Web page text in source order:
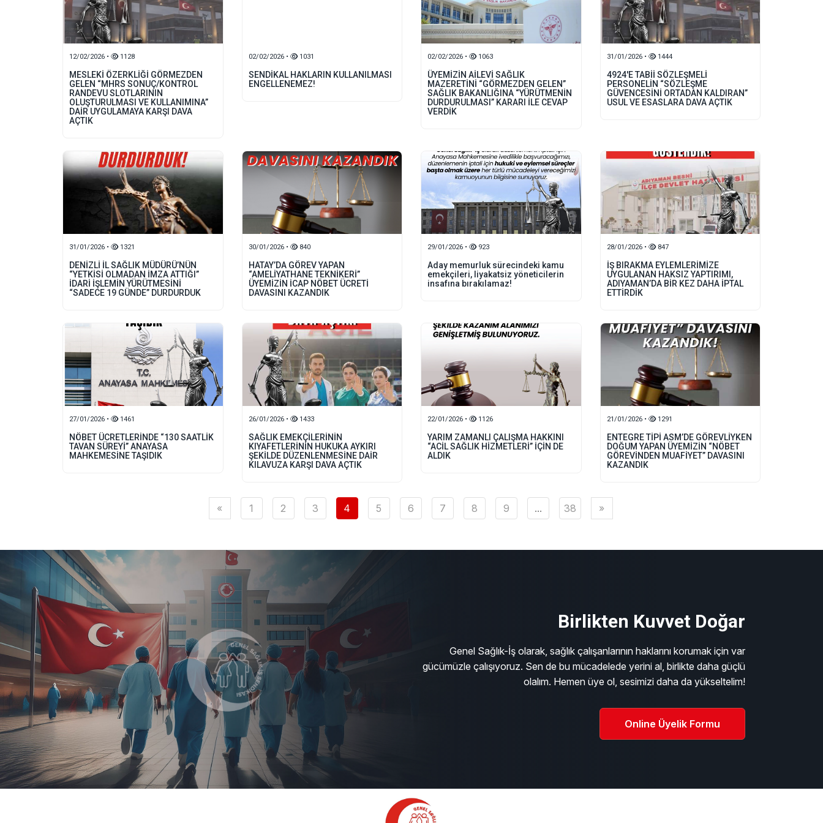
12/02/2026 • 1128
MESLEKİ ÖZERKLİĞİ GÖRMEZDEN
GELEN “MHRS SONUÇ/KONTROL
RANDEVU SLOTLARININ
OLUŞTURULMASI VE KULLANIMINA”
DAİR UYGULAMAYA KARŞI DAVA
AÇTIK
02/02/2026 • 1031
SENDİKAL HAKLARIN KULLANILMASI
ENGELLENEMEZ!
02/02/2026 • 1063
ÜYEMİZİN AİLEVİ SAĞLIK
MAZERETİNİ “GÖRMEZDEN GELEN”
SAĞLIK BAKANLIĞINA “YÜRÜTMENİN
DURDURULMASI” KARARI İLE CEVAP
VERDİK
31/01/2026 • 1444
4924'E TABİİ SÖZLEŞMELİ
PERSONELİN “SÖZLEŞME
GÜVENCESİNİ ORTADAN KALDIRAN”
USUL VE ESASLARA DAVA AÇTIK
31/01/2026 • 1321
DENİZLİ İL SAĞLIK MÜDÜRÜ’NÜN
“YETKİSİ OLMADAN İMZA ATTIĞI”
İDARİ İŞLEMİN YÜRÜTMESİNİ
“SADECE 19 GÜNDE” DURDURDUK
30/01/2026 • 840
HATAY’DA GÖREV YAPAN
“AMELİYATHANE TEKNİKERİ”
ÜYEMİZİN İCAP NÖBET ÜCRETİ
DAVASINI KAZANDIK
29/01/2026 • 923
Aday memurluk sürecindeki kamu
emekçileri, liyakatsiz yöneticilerin
insafına bırakılamaz!
28/01/2026 • 847
İŞ BIRAKMA EYLEMLERİMİZE
UYGULANAN HAKSIZ YAPTIRIMI,
ADIYAMAN’DA BİR KEZ DAHA İPTAL
ETTİRDİK
27/01/2026 • 1461
NÖBET ÜCRETLERİNDE “130 SAATLİK
TAVAN SÜREYİ” ANAYASA
MAHKEMESİNE TAŞIDIK
26/01/2026 • 1433
SAĞLIK EMEKÇİLERİNİN
KIYAFETLERİNİN HUKUKA AYKIRI
ŞEKİLDE DÜZENLENMESİNE DAİR
KILAVUZA KARŞI DAVA AÇTIK
22/01/2026 • 1126
YARIM ZAMANLI ÇALIŞMA HAKKINI
“ACİL SAĞLIK HİZMETLERİ” İÇİN DE
ALDIK
21/01/2026 • 1291
ENTEGRE TİPİ ASM’DE GÖREVLİYKEN
DOĞUM YAPAN ÜYEMİZİN “NÖBET
GÖREVİNDEN MUAFİYET” DAVASINI
KAZANDIK
« 1 2 3 4 5 6 7 8 9 ... 38 »
Birlikten Kuvvet Doğar
Genel Sağlık-İş olarak, sağlık çalışanlarının haklarını korumak için var
gücümüzle çalışıyoruz. Sen de bu mücadelede yerini al, birlikte daha güçlü
olalım. Hemen üye ol, sesimizi daha da yükseltelim!
Online Üyelik Formu